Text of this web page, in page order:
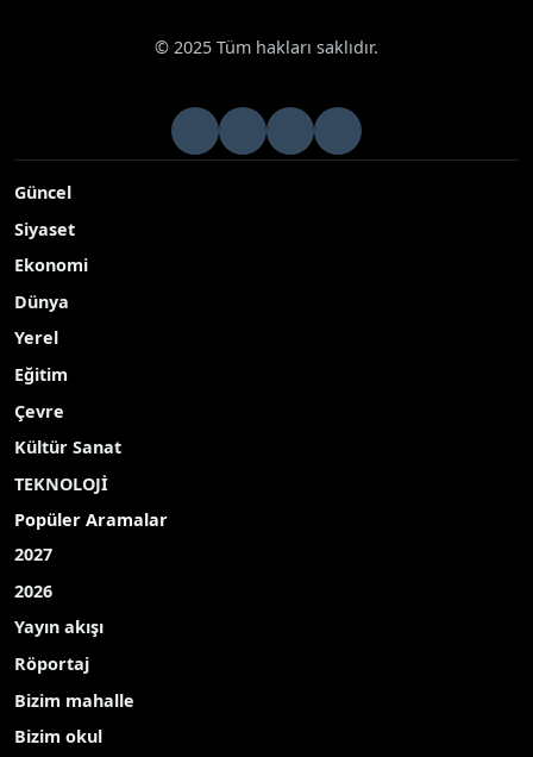
© 2025 Tüm hakları saklıdır.
Güncel
Siyaset
Ekonomi
Dünya
Yerel
Eğitim
Çevre
Kültür Sanat
TEKNOLOJİ
Popüler Aramalar
2027
2026
Yayın akışı
Röportaj
Bizim mahalle
Bizim okul